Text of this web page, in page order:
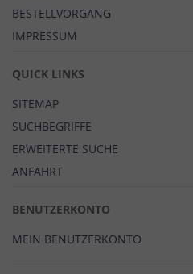
BESTELLVORGANG
IMPRESSUM
QUICK LINKS
SITEMAP
SUCHBEGRIFFE
ERWEITERTE SUCHE
ANFAHRT
BENUTZERKONTO
MEIN BENUTZERKONTO